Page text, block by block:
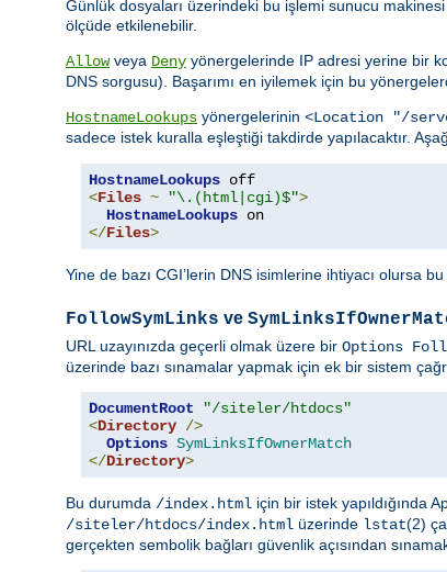
Günlük dosyaları üzerindeki bu işlemi sunucu
ölçüde etkilenebilir.
Allowveya Deny yönergelerinde IP adresi yerine bir
DNS sorgusu). Başarımı en iyilemek için bu
HostnameLookups yönergelerinin <Location "/
sadece istek kuralla eşleştiği takdirde yapılacaktır.
HostnameLookups
<Files ~ "\.(html|cgi)$">
HostnameLookups
</Files>
Yine de bazı CGI’lerin DNS isimlerine ihtiyacı olursa
FollowSymLinks ve
URL uzayınızda geçerli olmak üzere bir Options
üzerinde bazı sınamalar yapmak için ek bir sistem
DocumentRoot
"/siteler/htdocs"
<Directory />
Options SymLinksIfOwnerMatch
</Directory>
Bu durumda /index.html için bir istek yapıldığında
/siteler/htdocs/index.html üzerinde lstat(2)
gerçekten sembolik bağları güvenlik açısından